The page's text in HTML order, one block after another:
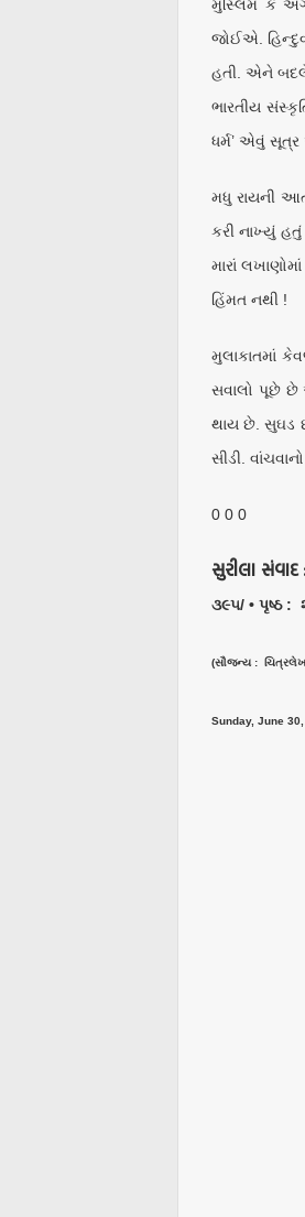
મુસ્લિમ કે
જોઈએ.
હતી. એને બદલે
ભારતીય
ધર્મ’ એવું
મધુ રાયની
કરી નાખ્યું
મારાં
હિંમત નથી !
મુલાકાતમાં
સવાલો પૂછે છે
થાય છે. સુઘડ
સીડી.
0 0 0
સુરીલા સંવાદ
૩૯૫/ • પૃષ્ઠ :
(સૌજન્ય :
Sunday, June